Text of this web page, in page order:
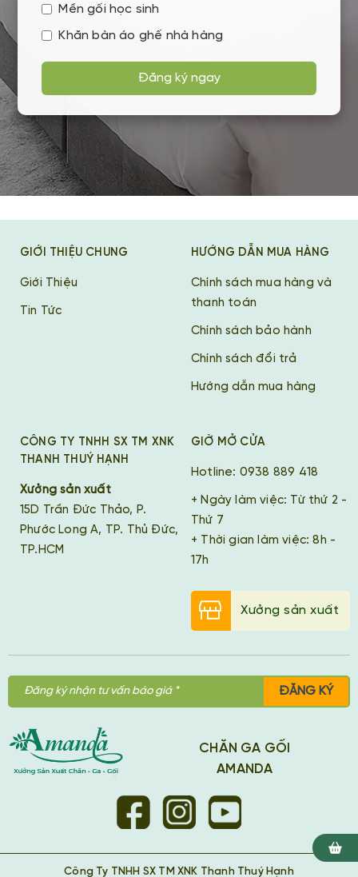
Mền gối học sinh
Khăn bàn áo ghế nhà hàng
Đăng ký ngay
GIỚI THIỆU CHUNG
Giới Thiệu
Tin Tức
HƯỚNG DẪN MUA HÀNG
Chính sách mua hàng và
thanh toán
Chính sách bảo hành
Chính sách đổi trả
Hướng dẫn mua hàng
CÔNG TY TNHH SX TM XNK
THANH THUÝ HẠNH
Xưởng sản xuất
15D Trần Đức Thảo, P.
Phước Long A, TP. Thủ Đức,
TP.HCM
GIỜ MỞ CỬA
Hotline: 0938 889 418
+ Ngày làm việc: Từ thứ 2 -
Thứ 7
+ Thời gian làm việc: 8h -
17h
Xưởng sản xuất
ĐĂNG KÝ
CHĂN GA GỐI
AMANDA
Công Ty TNHH SX TM XNK Thanh Thuý Hạnh